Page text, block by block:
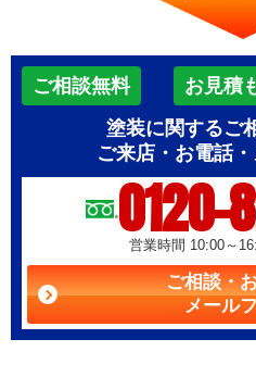
ご相談無料 お見積
塗装に関するご
ご来店・お電話
0120-
営業時間 10:00～
ご相談・
メール